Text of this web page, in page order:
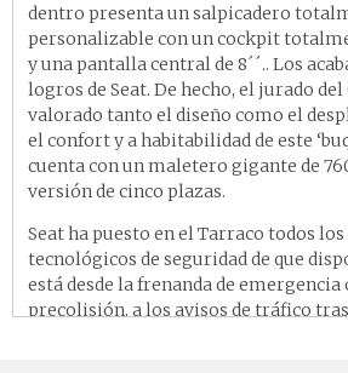
dentro presenta un salpicadero
personalizable con un cockpit
y una pantalla central de 8´´.. Los
logros de Seat. De hecho, el jurado del
valorado tanto el diseño como el
el confort y a habitabilidad de este
cuenta con un maletero gigante de
versión de cinco plazas.
Seat ha puesto en el Tarraco todos
tecnológicos de seguridad de que
está desde la frenanda de emergencia
precolisión, a los avisos de tráfico